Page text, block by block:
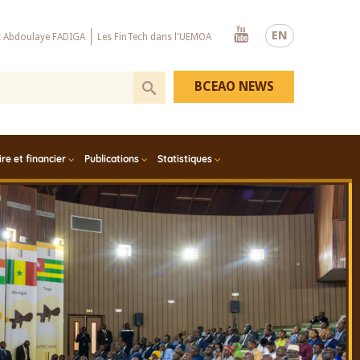
EN
Abdoulaye FADIGA Les FinTech dans l'UEMOA
Youtube
et financier Publications Statistiques
BCEAO NEWS